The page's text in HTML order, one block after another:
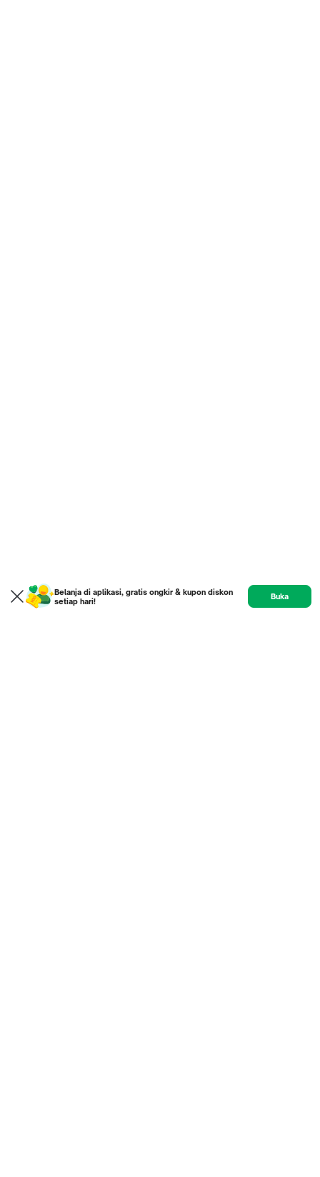
Belanja di aplikasi, gratis ongkir & kupon diskon
setiap hari!
Buka